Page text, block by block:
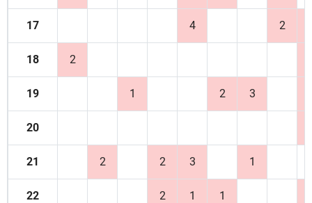
17 4 2
18 2
19 1 2 3
20
21 2 2 3 1
22 2 1 1